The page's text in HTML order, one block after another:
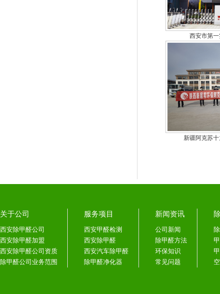
西安市第
新疆阿克苏
关于公司
西安除甲醛公司
西安除甲醛加盟
西安除甲醛公司资质
除甲醛公司业务范围
服务项目
西安甲醛检测
西安除甲醛
西安汽车除甲醛
除甲醛净化器
新闻资讯
公司新闻
除甲醛方法
环保知识
常见问题